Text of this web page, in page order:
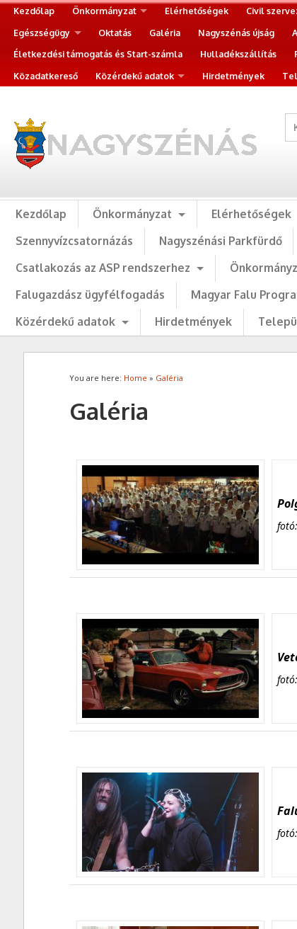
Kezdőlap Önkormányzat Elérhetőségek Civil
Egészségügy
Oktatás Galéria Nagyszénás újság
Életkezdési támogatás és Start-számla
Hulladékszállítás
Közadatkereső
Közérdekű adatok Hirdetmények
Kezdőlap Önkormányzat Elérhetőségek
Szennyvízcsatornázás
Nagyszénási Parkfürdő
Csatlakozás az ASP rendszerhez
Falugazdász ügyfélfogadás
Magyar Falu
Közérdekű adatok
Hirdetmények
You are here: Home » Galéria
Galéria